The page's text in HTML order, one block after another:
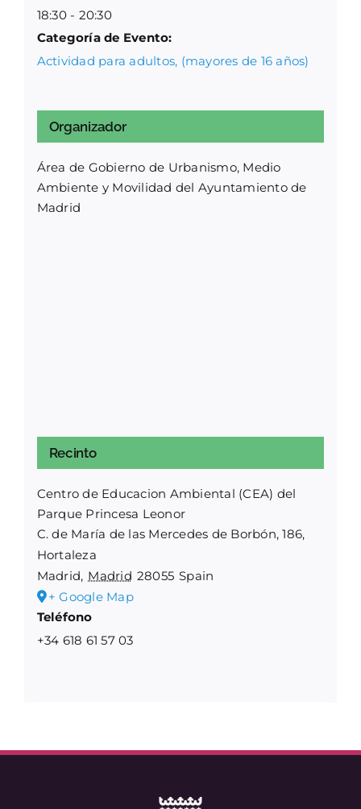
18:30 - 20:30
Categoría de Evento:
Actividad para adultos, (mayores de 16 años)
Organizador
Área de Gobierno de Urbanismo, Medio
Ambiente y Movilidad del Ayuntamiento de
Madrid
Recinto
Centro de Educacion Ambiental (CEA) del
Parque Princesa Leonor
C. de María de las Mercedes de Borbón, 186,
Hortaleza
Madrid, Madrid 28055 Spain
+ Google Map
Teléfono
+34 618 61 57 03